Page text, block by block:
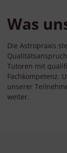
Was
Die Astropraxis
Tutoren mit
Fachkompetenz.
unserer
weiter.